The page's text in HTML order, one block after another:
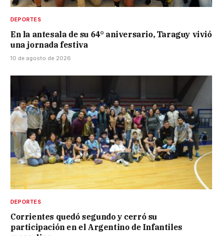
DEPORTES
En la antesala de su 64° aniversario, Taraguy vivió
una jornada festiva
10 de agosto de 2026
DEPORTES
Corrientes quedó segundo y cerró su
participación en el Argentino de Infantiles